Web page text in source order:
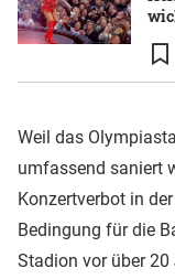
Weil das
umfassend saniert
Konzertverbot in
Bedingung für die
Stadion vor über 20